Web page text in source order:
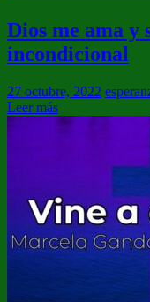
Dios me ama y
incondicional
27 octubre, 2022
Leer más